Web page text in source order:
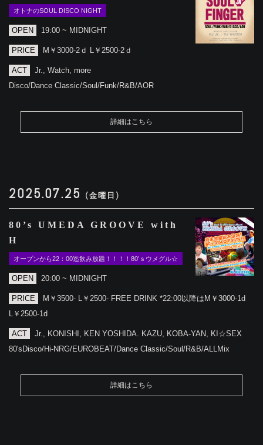
オトナのSOUL DISCO NIGHT
OPEN 19:00 ~ MIDNIGHT
PRICE M￥3000-2ｄ L￥2500-2ｄ
ACT
Jr., Watch, more
Disco/Dance Classic/Soul/Funk/R&B/AOR
詳細はこちら
2025.07.25 (金曜日)
80’s UMEDA GROOVE with
H
オープンから22：00迄飲み放題！！！！80’ｓウメグル☆
OPEN 20:00 ~ MIDNIGHT
PRICE
M￥3500- L￥2500- FREE DRINK *22:00以降はM￥3000-1d
L￥2500-1d
ACT
Jr., KONISHI, KEN YOSHIDA. KAZU, KOBA-YAN, KI☆SEX
80'sDisco/Hi-NRG/EUROBEAT/Dance Classic/Soul/R&B/ALLMix
詳細はこちら